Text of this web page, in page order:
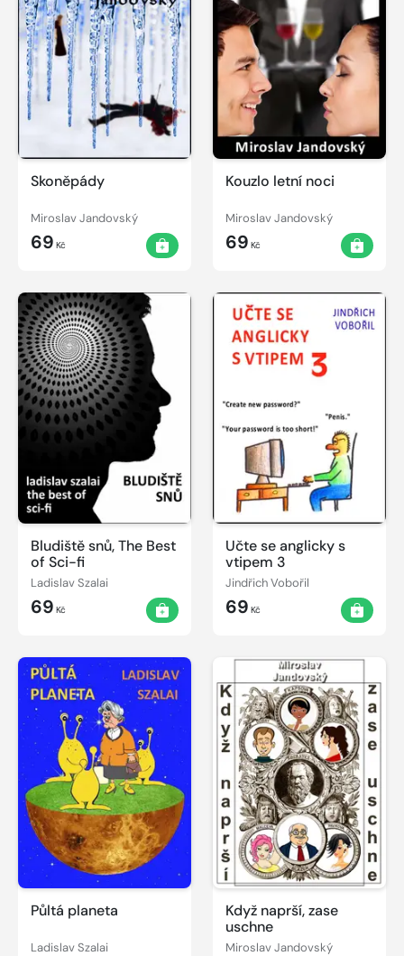
Skoněpády
Miroslav Jandovský
69 Kč
Kouzlo letní noci
Miroslav Jandovský
69 Kč
Bludiště snů, The Best
of Sci-fi
Ladislav Szalai
69 Kč
Učte se anglicky s
vtipem 3
Jindřich Vobořil
69 Kč
Půltá planeta
Ladislav Szalai
Když naprší, zase
uschne
Miroslav Jandovský